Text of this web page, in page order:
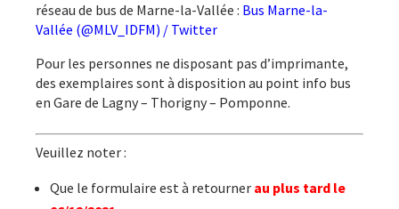
réseau de bus de Marne-la-Vallée : Bus Marne-la-
Vallée (@MLV_IDFM) / Twitter
Pour les personnes ne disposant pas d’imprimante,
des exemplaires sont à disposition au point info bus
en Gare de Lagny – Thorigny – Pomponne.
Veuillez noter :
Que le formulaire est à retourner au plus tard le